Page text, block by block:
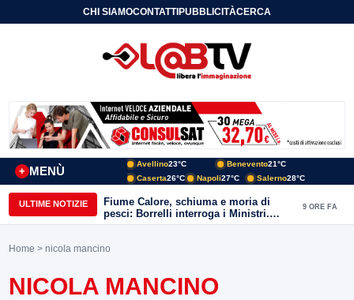
CHI SIAMOCONTATTIPUBBLICITÀCERCA
MENÙ
+
Avellino23°C Benevento21°C
Caserta26°C Napoli27°C Salerno28°C
ULTIME NOTIZIE
Fiume Calore, schiuma e moria di
pesci: Borrelli interroga i Ministri.
“Benevento paga l’assenza del
9 ORE FA
Home > nicola mancino
NICOLA MANCINO